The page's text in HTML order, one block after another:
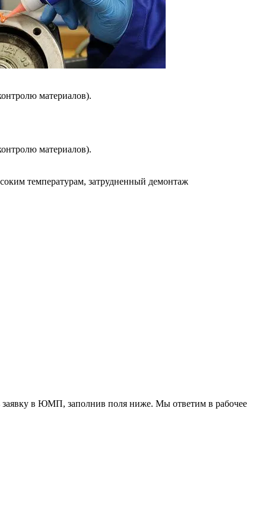
материалов).
материалов).
температурам, затрудненный демонтаж
в ЮМП, заполнив поля ниже. Mы ответим в рабочее